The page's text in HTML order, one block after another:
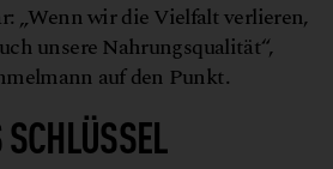
„Wenn wir die Vielfalt verlieren,
unsere Nahrungsqualität“,
auf den Punkt.